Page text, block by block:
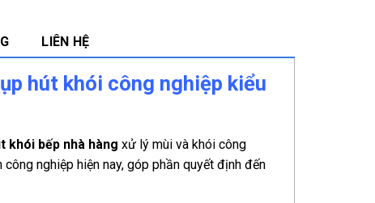
LIÊN HỆ
hút khói công nghiệp kiểu
khói bếp nhà hàng xử lý mùi và khói công
công nghiệp hiện nay, góp phần quyết định đến